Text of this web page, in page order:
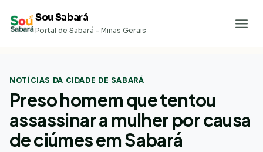
para
Sou Sabará
Portal de Sabará - Minas Gerais
NOTÍCIAS DA CIDADE DE SABARÁ
Preso homem que tentou
assassinar a mulher por causa
de ciúmes em Sabará